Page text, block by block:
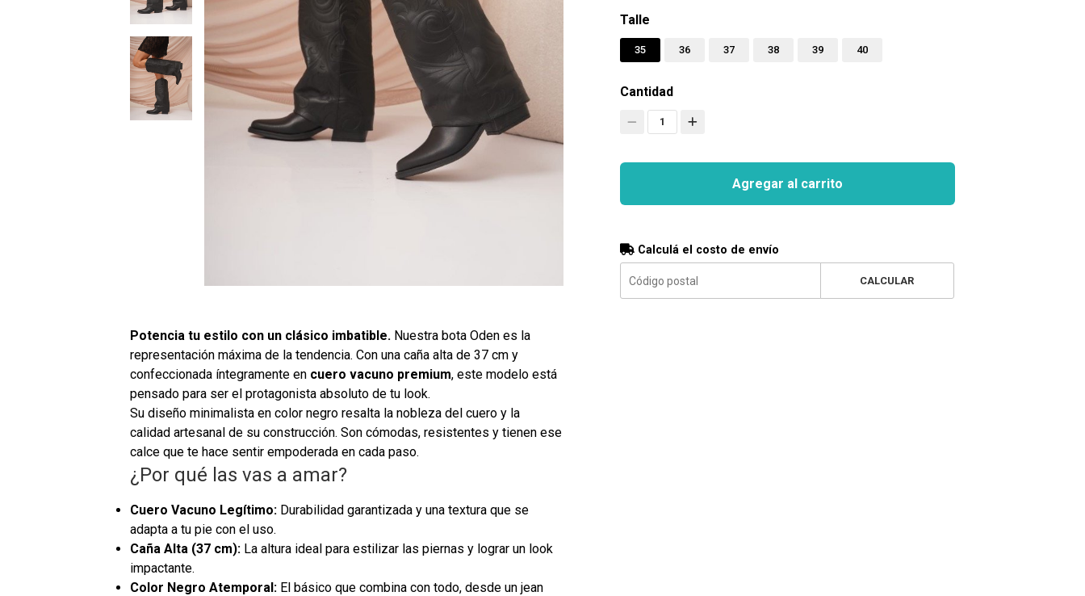
Potencia tu estilo con un clásico imbatible. Nuestra bota Oden es la
representación máxima de la tendencia. Con una caña alta de 37 cm y
confeccionada íntegramente en cuero vacuno premium, este modelo está
pensado para ser el protagonista absoluto de tu look.
Su diseño minimalista en color negro resalta la nobleza del cuero y la
calidad artesanal de su construcción. Son cómodas, resistentes y tienen ese
calce que te hace sentir empoderada en cada paso.
¿Por qué las vas a amar?
Cuero Vacuno Legítimo: Durabilidad garantizada y una textura que se
adapta a tu pie con el uso.
Caña Alta (37 cm): La altura ideal para estilizar las piernas y lograr un look
impactante.
Color Negro Atemporal: El básico que combina con todo, desde un jean
Talle
35 36 37 38 39 40
Cantidad
1
Agregar al carrito
Calculá el costo de envío
CALCULAR